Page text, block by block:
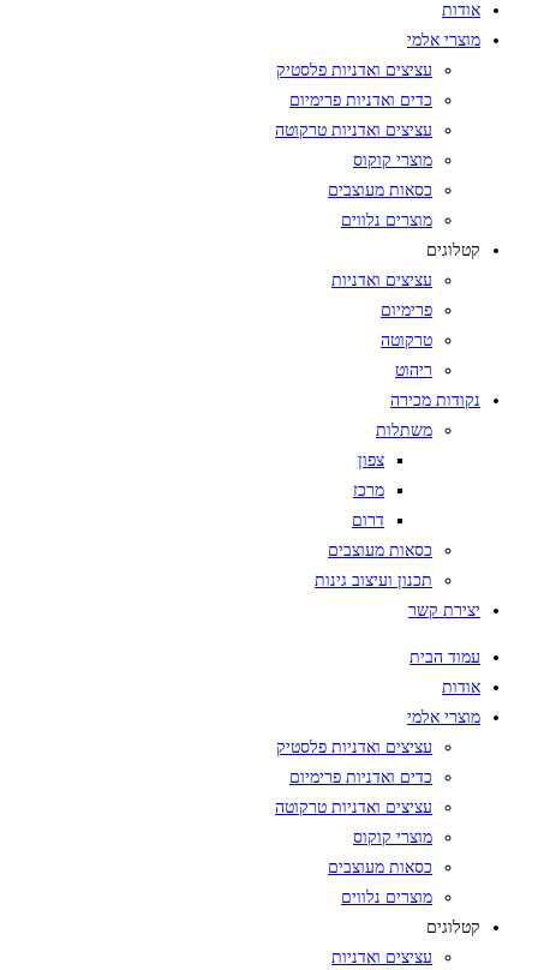
אודות
מוצרי אלמי
עציצים ואדניות פלסטיק
כדים ואדניות פרימיום
עציצים ואדניות טרקוטה
מוצרי קוקוס
כסאות מעוצבים
מוצרים נלווים
קטלוגים
עציצים ואדניות
פרימיום
טרקוטה
ריהוט
נקודות מכירה
משתלות
צפון
מרכז
דרום
כסאות מעוצבים
תכנון ועיצוב גינות
יצירת קשר
עמוד הבית
אודות
מוצרי אלמי
עציצים ואדניות פלסטיק
כדים ואדניות פרימיום
עציצים ואדניות טרקוטה
מוצרי קוקוס
כסאות מעוצבים
מוצרים נלווים
קטלוגים
עציצים ואדניות